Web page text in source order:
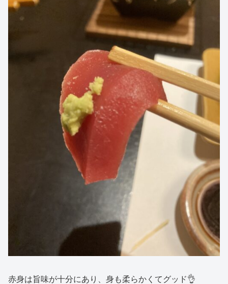
赤身は旨味が十分にあり、身も柔らかくてグッド👌